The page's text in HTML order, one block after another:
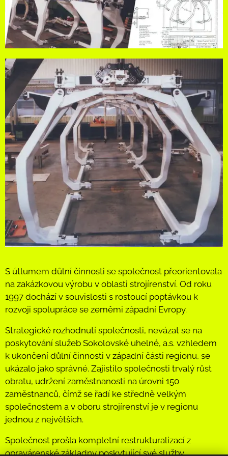
S útlumem důlní činnosti se společnost přeorientovala
na zakázkovou výrobu v oblasti strojírenství. Od roku
1997 dochází v souvislosti s rostoucí poptávkou k
rozvoji spolupráce se zeměmi západní Evropy.
Strategické rozhodnutí společnosti, nevázat se na
poskytování služeb Sokolovské uhelné, a.s. vzhledem
k ukončení důlní činnosti v západní části regionu, se
ukázalo jako správné. Zajistilo společnosti trvalý růst
obratu, udržení zaměstnanosti na úrovni 150
zaměstnanců, čímž se řadí ke středně velkým
společnostem a v oboru strojírenství je v regionu
jednou z největších.
Společnost prošla kompletní restrukturalizací z
opravárenské základny poskytující své služby